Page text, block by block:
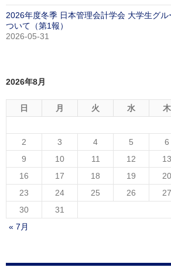
2026年度冬季 日本管理会計学会 大学生グ
ついて（第1報）
2026-05-31
2026年8月
日 月 火 水 木
2
3 4 5 6
9
10 11 12 13
16
17 18 19 20
23
24 25 26 27
30
31
« 7月